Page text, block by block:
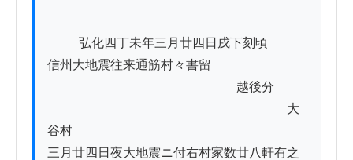
信州大地震往来通筋村々書留
越後分
大
谷村
三月廿四日夜大地震ニ付右村家数廿八軒有之